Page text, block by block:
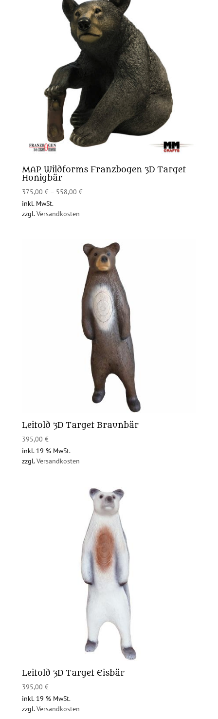
MAP Wildforms Franzbogen 3D Target
Honigbär
375,00 €– 558,00 €
inkl. MwSt.
zzgl.Versandkosten
Leitold 3D Target Braunbär
395,00 €
inkl. 19 % MwSt.
zzgl.Versandkosten
Leitold 3D Target Eisbär
395,00 €
inkl. 19 % MwSt.
zzgl.Versandkosten